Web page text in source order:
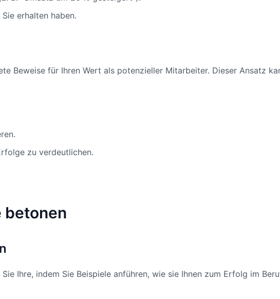
erhalten haben.
Beweise für Ihren Wert als potenzieller Mitarbeiter. Dieser Ansatz
zu verdeutlichen.
betonen
Ihre, indem Sie Beispiele anführen, wie sie Ihnen zum Erfolg im